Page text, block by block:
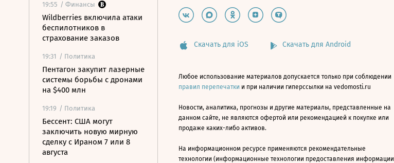
19:55 / Финансы
Wildberries включила атаки
беспилотников в
страхование заказов
19:31 / Политика
Пентагон закупит лазерные
системы борьбы с дронами
на $400 млн
19:19 / Политика
Бессент: США могут
заключить новую мирную
сделку с Ираном 7 или 8
августа
Скачать для iOS Скачать для Android
Любое использование материалов допускается только при соблюдении
правил перепечатки и при наличии гиперссылки на vedomosti.ru
Новости, аналитика, прогнозы и другие материалы, представленные на
данном сайте, не являются офертой или рекомендацией к покупке или
продаже каких-либо активов.
На информационном ресурсе применяются рекомендательные
технологии (информационные технологии предоставления информации